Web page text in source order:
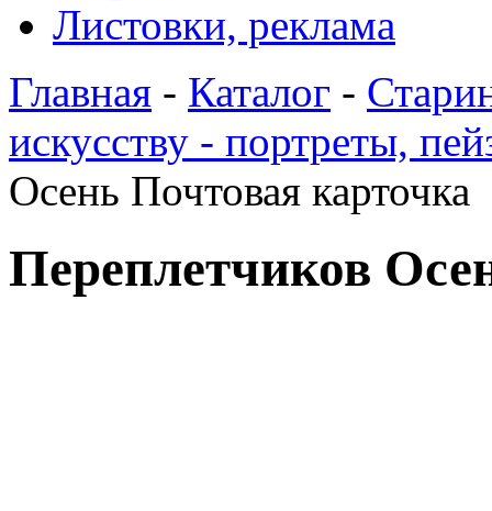
Листовки, реклама
Главная - Каталог -
искусству - портреты,
Осень Почтовая карточка
Переплетчиков